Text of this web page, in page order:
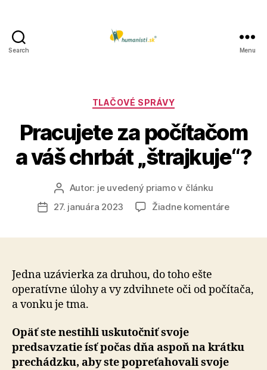
Search Menu
Kategórie
TLAČOVÉ SPRÁVY
Pracujete za počítačom
a váš chrbát „štrajkuje“?
Autor
článku
Autor: je uvedený priamo v článku
Dátum
27. januára 2023 Žiadne komentárena
chrbát
Jedna uzávierka za druhou, do toho ešte
operatívne úlohy a vy zdvihnete oči od počítača,
a vonku je tma.
Opäť ste nestihli uskutočniť svoje
predsavzatie ísť počas dňa aspoň na krátku
prechádzku, aby ste popreťahovali svoje